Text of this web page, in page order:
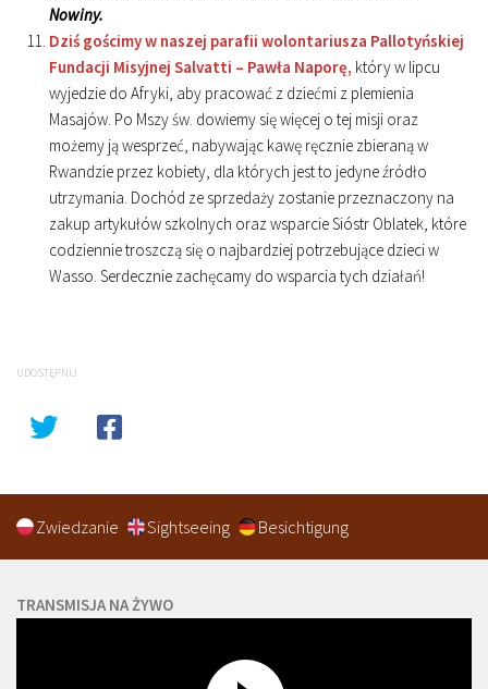
Nowiny.
Dziś gościmy w naszej parafii wolontariusza Pallotyńskiej
Fundacji Misyjnej Salvatti – Pawła Naporę, który w lipcu
wyjedzie do Afryki, aby pracować z dziećmi z plemienia
Masajów. Po Mszy św. dowiemy się więcej o tej misji oraz
możemy ją wesprzeć, nabywając kawę ręcznie zbieraną w
Rwandzie przez kobiety, dla których jest to jedyne źródło
utrzymania. Dochód ze sprzedaży zostanie przeznaczony na
zakup artykułów szkolnych oraz wsparcie Sióstr Oblatek, które
codziennie troszczą się o najbardziej potrzebujące dzieci w
Wasso. Serdecznie zachęcamy do wsparcia tych działań!
UDOSTĘPNIJ
Zwiedzanie Sightseeing Besichtigung
TRANSMISJA NA ŻYWO